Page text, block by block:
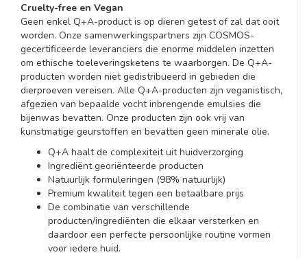
Cruelty-free en Vegan
Geen enkel Q+A-product is op dieren getest of zal dat ooit
worden. Onze samenwerkingspartners zijn COSMOS-
gecertificeerde leveranciers die enorme middelen inzetten
om ethische toeleveringsketens te waarborgen. De Q+A-
producten worden niet gedistribueerd in gebieden die
dierproeven vereisen. Alle Q+A-producten zijn veganistisch,
afgezien van bepaalde vocht inbrengende emulsies die
bijenwas bevatten. Onze producten zijn ook vrij van
kunstmatige geurstoffen en bevatten geen minerale olie.
Q+A haalt de complexiteit uit huidverzorging
Ingrediënt georiënteerde producten
Natuurlijk formuleringen (98% natuurlijk)
Premium kwaliteit tegen een betaalbare prijs
De combinatie van verschillende
producten/ingrediënten die elkaar versterken en
daardoor een perfecte persoonlijke routine vormen
voor iedere huid.